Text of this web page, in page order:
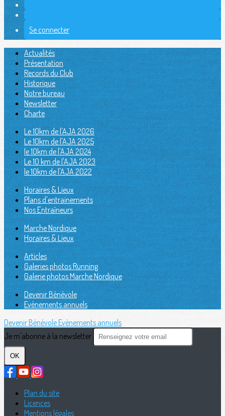
Se connecter
Actualités
Présentation
Records du Club
Historique
Notre bureau
Newsletter
Charte
Le 10km de l'AJA 2026
Le 10km de l'AJA 2025
le 10km de l'AJA 2024
Le 10 km de l'AJA 2023
le 10km de l'AJA 2022
Horaires & Lieux
Plans d'entrainements
Nos Entraîneurs
Marche Nordique
Horaires & Lieux
Articles
Galeries photos Running
Galerie photos Marche Nordique
Devenir Bénévole
Evènements annuels
Devenir BénévoleEvènements annuels
Je m'abonne à la newsletter
OK
Plan du site
Licences
Mentions légales